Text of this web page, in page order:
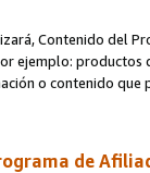
Contenido del
ejemplo:
o contenido
de